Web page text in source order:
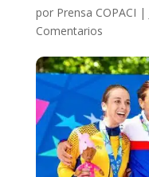
por Prensa COPACI |
Comentarios